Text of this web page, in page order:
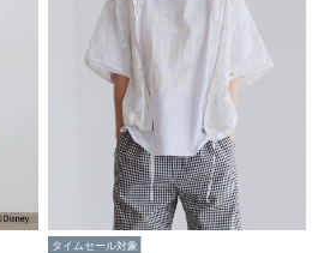
タイムセール対象